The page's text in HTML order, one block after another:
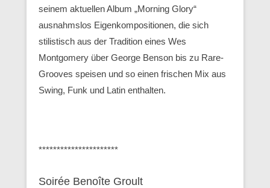
seinem aktuellen Album „Morning Glory“
ausnahmslos Eigenkompositionen, die sich
stilistisch aus der Tradition eines Wes
Montgomery über George Benson bis zu Rare-
Grooves speisen und so einen frischen Mix aus
Swing, Funk und Latin enthalten.
**********************
Soirée Benoîte Groult